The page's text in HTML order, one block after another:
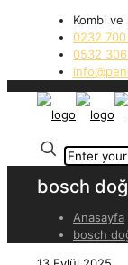
Kombi ve
0232 700
0532 306
bosch
Anasayfa
bosch